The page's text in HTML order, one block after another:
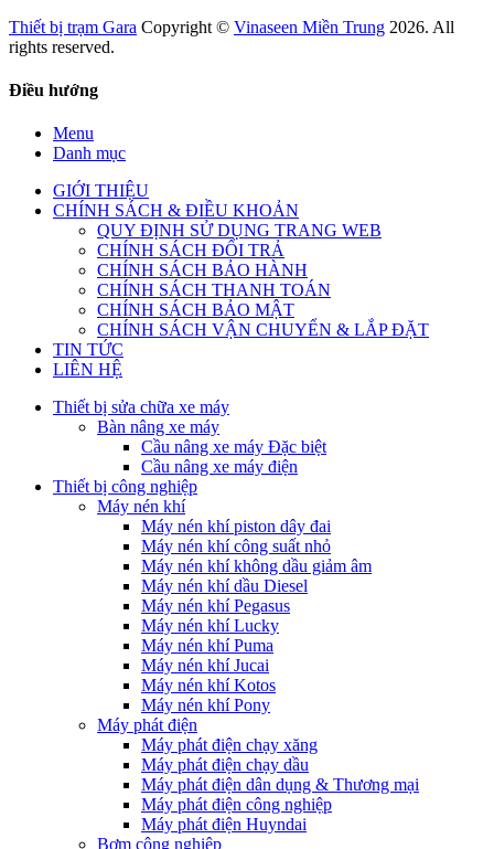
Thiết bị trạm Gara Copyright © Vinaseen Miền Trung 2026. All
rights reserved.
Điều hướng
Menu
Danh mục
GIỚI THIỆU
CHÍNH SÁCH & ĐIỀU KHOẢN
QUY ĐỊNH SỬ DỤNG TRANG WEB
CHÍNH SÁCH ĐỔI TRẢ
CHÍNH SÁCH BẢO HÀNH
CHÍNH SÁCH THANH TOÁN
CHÍNH SÁCH BẢO MẬT
CHÍNH SÁCH VẬN CHUYỂN & LẮP ĐẶT
TIN TỨC
LIÊN HỆ
Thiết bị sửa chữa xe máy
Bàn nâng xe máy
Cầu nâng xe máy Đặc biệt
Cầu nâng xe máy điện
Thiết bị công nghiệp
Máy nén khí
Máy nén khí piston dây đai
Máy nén khí công suất nhỏ
Máy nén khí không dầu giảm âm
Máy nén khí dầu Diesel
Máy nén khí Pegasus
Máy nén khí Lucky
Máy nén khí Puma
Máy nén khí Jucai
Máy nén khí Kotos
Máy nén khí Pony
Máy phát điện
Máy phát điện chạy xăng
Máy phát điện chạy dầu
Máy phát điện dân dụng & Thương mại
Máy phát điện công nghiệp
Máy phát điện Huyndai
Bơm công nghiệp